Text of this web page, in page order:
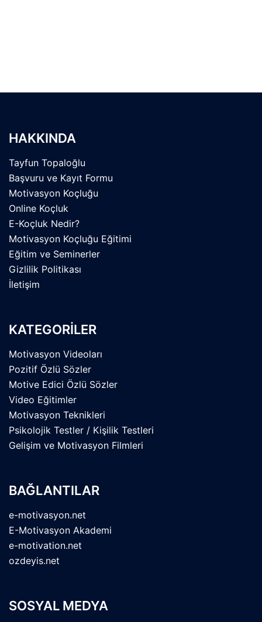
HAKKINDA
Tayfun Topaloğlu
Başvuru ve Kayıt Formu
Motivasyon Koçluğu
Online Koçluk
E-Koçluk Nedir?
Motivasyon Koçluğu Eğitimi
Eğitim ve Seminerler
Gizlilik Politikası
İletişim
KATEGORİLER
Motivasyon Videoları
Pozitif Özlü Sözler
Motive Edici Özlü Sözler
Video Eğitimler
Motivasyon Teknikleri
Psikolojik Testler / Kişilik Testleri
Gelişim ve Motivasyon Filmleri
BAĞLANTILAR
e-motivasyon.net
E-Motivasyon Akademi
e-motivation.net
ozdeyis.net
SOSYAL MEDYA